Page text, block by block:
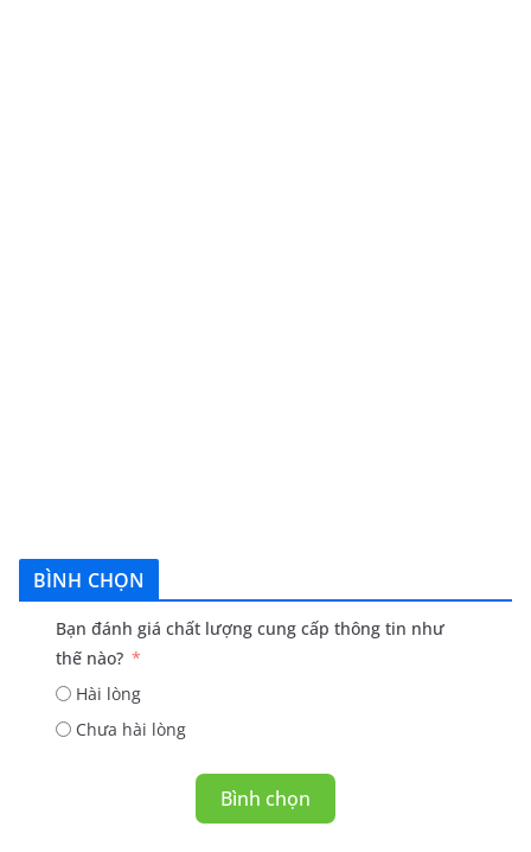
BÌNH CHỌN
Bạn đánh giá chất lượng cung cấp thông tin như
thế nào?
Hài lòng
Chưa hài lòng
Bình chọn